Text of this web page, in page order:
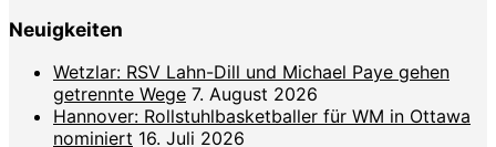
Neuigkeiten
Wetzlar: RSV Lahn-Dill und Michael Paye gehen
getrennte Wege 7. August 2026
Hannover: Rollstuhlbasketballer für WM in Ottawa
nominiert 16. Juli 2026